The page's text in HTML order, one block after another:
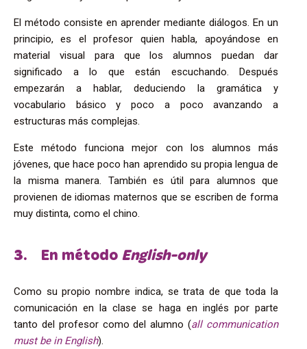
El método consiste en aprender mediante diálogos. En un
principio, es el profesor quien habla, apoyándose en
material visual para que los alumnos puedan dar
significado a lo que están escuchando. Después
empezarán a hablar, deduciendo la gramática y
vocabulario básico y poco a poco avanzando a
estructuras más complejas.
Este método funciona mejor con los alumnos más
jóvenes, que hace poco han aprendido su propia lengua de
la misma manera. También es útil para alumnos que
provienen de idiomas maternos que se escriben de forma
muy distinta, como el chino.
3. En método English-only
Como su propio nombre indica, se trata de que toda la
comunicación en la clase se haga en inglés por parte
tanto del profesor como del alumno (all communication
must be in English).